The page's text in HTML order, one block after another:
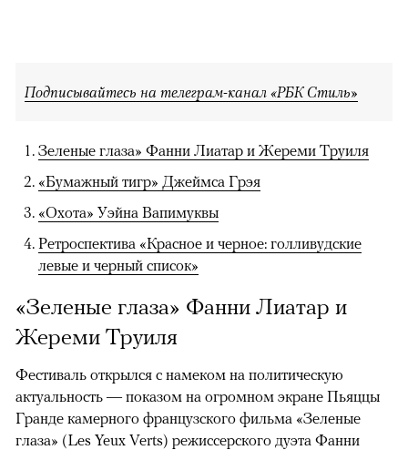
Подписывайтесь на телеграм-канал «РБК Стиль»
Зеленые глаза» Фанни Лиатар и Жереми Труиля
«Бумажный тигр» Джеймса Грэя
«Охота» Уэйна Вапимуквы
Ретроспектива «Красное и черное: голливудские
левые и черный список»
«Зеленые глаза» Фанни Лиатар и
Жереми Труиля
Фестиваль открылся с намеком на политическую
актуальность — показом на огромном экране Пьяццы
Гранде камерного французского фильма «Зеленые
глаза» (Les Yeux Verts) режиссерского дуэта Фанни